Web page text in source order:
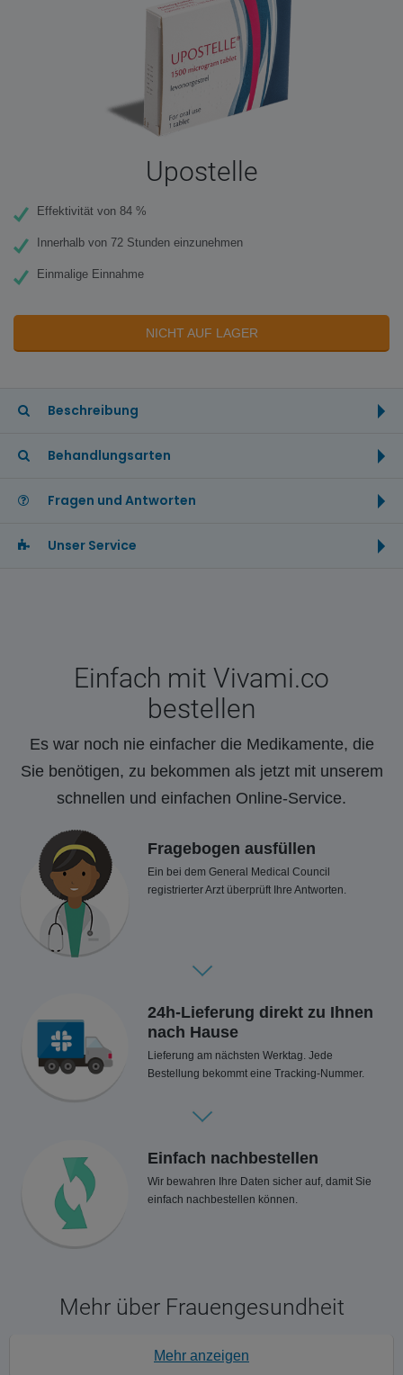
Upostelle
Effektivität von 84 %
Innerhalb von 72 Stunden einzunehmen
Einmalige Einnahme
NICHT AUF LAGER
Beschreibung
Behandlungsarten
Fragen und Antworten
Unser Service
Einfach mit Vivami.co
bestellen
Es war noch nie einfacher die Medikamente, die
Sie benötigen, zu bekommen als jetzt mit unserem
schnellen und einfachen Online-Service.
Fragebogen ausfüllen
Ein bei dem General Medical Council
registrierter Arzt überprüft Ihre Antworten.
24h-Lieferung direkt zu Ihnen
nach Hause
Lieferung am nächsten Werktag. Jede
Bestellung bekommt eine Tracking-Nummer.
Einfach nachbestellen
Wir bewahren Ihre Daten sicher auf, damit Sie
einfach nachbestellen können.
Mehr über Frauengesundheit
Mehr anzeigen